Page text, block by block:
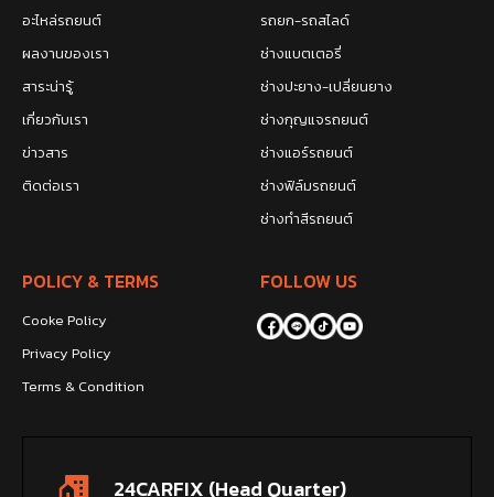
อะไหล่รถยนต์
ผลงานของเรา
สาระน่ารู้
เกี่ยวกับเรา
ข่าวสาร
ติดต่อเรา
รถยก-รถสไลด์
ช่างแบตเตอรี่
ช่างปะยาง-เปลี่ยนยาง
ช่างกุญแจรถยนต์
ช่างแอร์รถยนต์
ช่างฟิล์มรถยนต์
ช่างทำสีรถยนต์
POLICY & TERMS
Cooke Policy
Privacy Policy
Terms & Condition
FOLLOW US
24CARFIX (Head Quarter)